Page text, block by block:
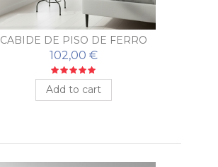
CABIDE DE PISO DE FERRO
FORJADO SEGOVIA
102,00 €
Add to cart